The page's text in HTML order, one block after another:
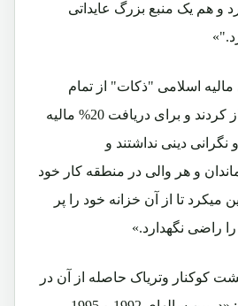
و هم یک منبع بزرگ عایداتی
اسلامی "ذکات" از تمام
معامله گران تریاک آغاز کردند و برای دریافت 20% مالیه
نگرانی دینی نداشتند و
و هر والی در منطقه کار خود
میکرد تا از آن خزانه خود را پر
راضی نگهدارد.»
کوکنار وتریاک حاصله از آن در